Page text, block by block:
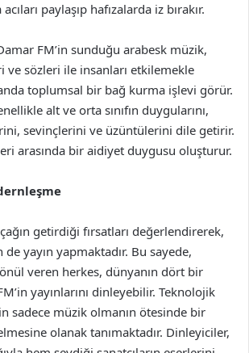
paylaşıp hafızalarda iz bırakır.
FM’in sunduğu arabesk müzik,
ve sözleri ile insanları etkilemekle
toplumsal bir bağ kurma işlevi görür.
alt ve orta sınıfın duygularını,
sevinçlerini ve üzüntülerini dile getirir.
arasında bir aidiyet duygusu oluşturur.
getirdiği fırsatları değerlendirerek,
yayın yapmaktadır. Bu sayede,
veren herkes, dünyanın dört bir
yayınlarını dinleyebilir. Teknolojik
sadece müzik olmanın ötesinde bir
olanak tanımaktadır. Dinleyiciler,